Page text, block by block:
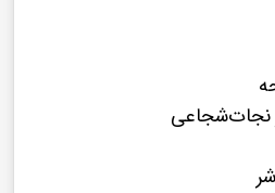
نجات‌شجاعی